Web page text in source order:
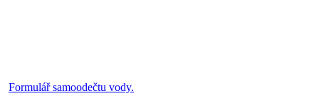
Formulář samoodečtu vody.